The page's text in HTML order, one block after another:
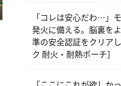
「コレは安心だわ…」
発火に備える。脳裏を
準の安全認証をクリア
ク 耐火・耐熱ポーチ］